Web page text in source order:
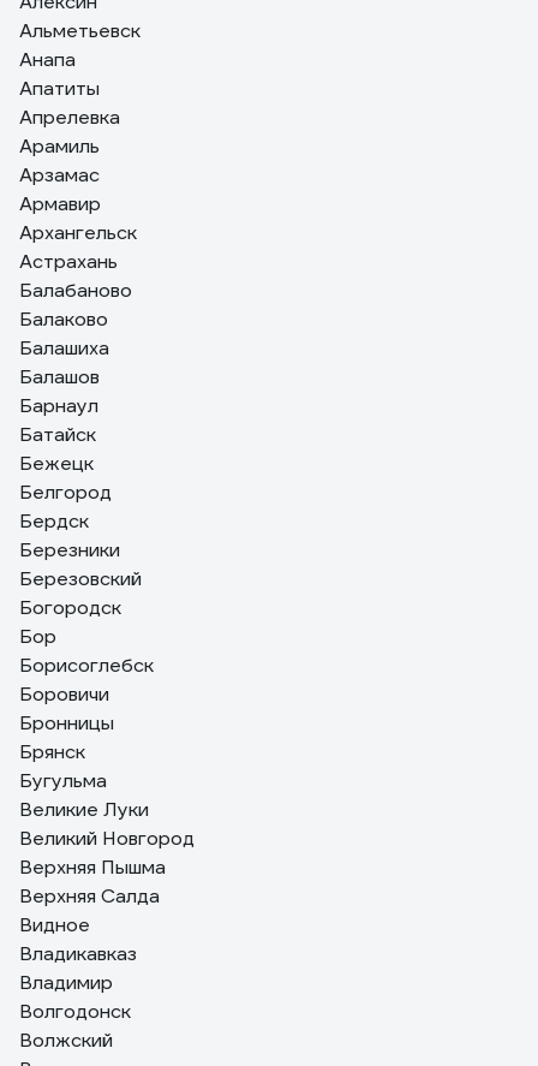
Альметьевск
Анапа
Апатиты
Апрелевка
Арамиль
Арзамас
Армавир
Архангельск
Астрахань
Балабаново
Балаково
Балашиха
Балашов
Барнаул
Батайск
Бежецк
Белгород
Бердск
Березники
Березовский
Богородск
Бор
Борисоглебск
Боровичи
Бронницы
Брянск
Бугульма
Великие Луки
Великий Новгород
Верхняя Пышма
Верхняя Салда
Видное
Владикавказ
Владимир
Волгодонск
Волжский